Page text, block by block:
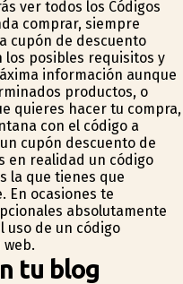
ver todos los Códigos
comprar, siempre
cupón de descuento
los posibles requisitos y
información aunque
productos, o
quieres hacer tu compra,
con el código a
cupón descuento de
en realidad un código
la que tienes que
En ocasiones te
absolutamente
uso de un código
tu blog